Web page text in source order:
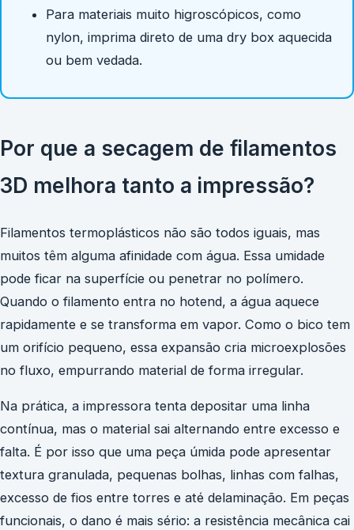
Para materiais muito higroscópicos, como
nylon, imprima direto de uma dry box aquecida
ou bem vedada.
Por que a secagem de filamentos
3D melhora tanto a impressão?
Filamentos termoplásticos não são todos iguais, mas
muitos têm alguma afinidade com água. Essa umidade
pode ficar na superfície ou penetrar no polímero.
Quando o filamento entra no hotend, a água aquece
rapidamente e se transforma em vapor. Como o bico tem
um orifício pequeno, essa expansão cria microexplosões
no fluxo, empurrando material de forma irregular.
Na prática, a impressora tenta depositar uma linha
contínua, mas o material sai alternando entre excesso e
falta. É por isso que uma peça úmida pode apresentar
textura granulada, pequenas bolhas, linhas com falhas,
excesso de fios entre torres e até delaminação. Em peças
funcionais, o dano é mais sério: a resistência mecânica cai